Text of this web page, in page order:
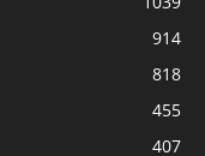
914
818
455
407